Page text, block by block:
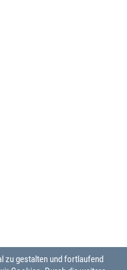
zu gestalten und fortlaufend